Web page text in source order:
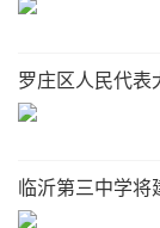
罗庄区人民代表
临沂第三中学将